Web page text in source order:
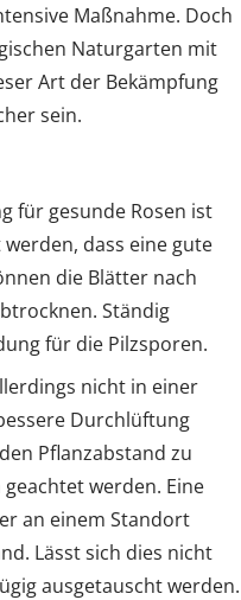
Maßnahme. Doch
Naturgarten mit
Art der Bekämpfung
sein.
für gesunde Rosen ist
dass eine gute
die Blätter nach
Ständig
für die Pilzsporen.
nicht in einer
Durchlüftung
Pflanzabstand zu
werden. Eine
an einem Standort
Lässt sich dies nicht
ausgetauscht werden.